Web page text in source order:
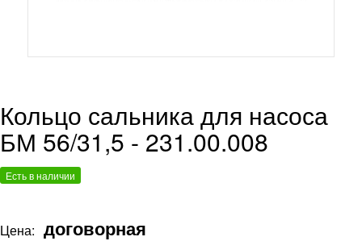
Кольцо сальника для насоса
БМ 56/31,5 - 231.00.008
Есть в наличии
Цена: договорная